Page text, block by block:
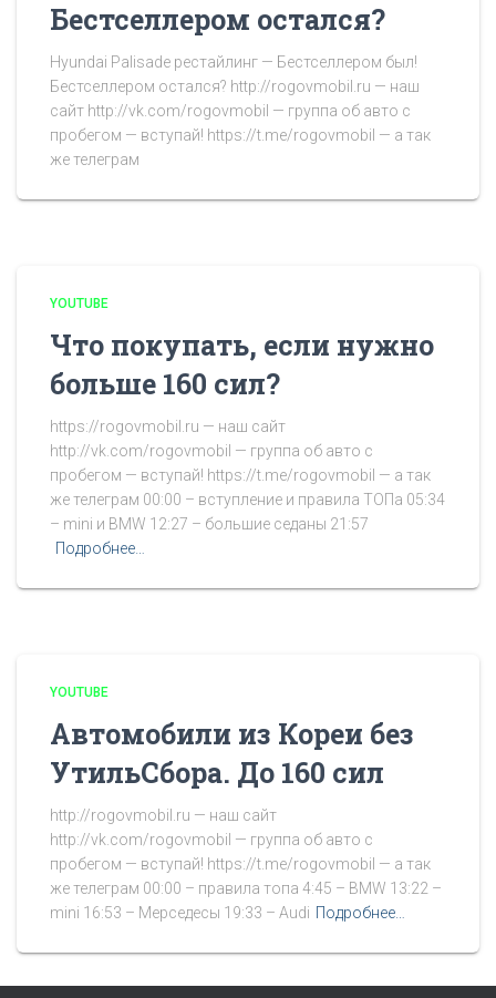
Бестселлером остался?
Hyundai Palisade рестайлинг — Бестселлером был!
Бестселлером остался? http://rogovmobil.ru — наш
сайт http://vk.com/rogovmobil — группа об авто с
пробегом — вступай! https://t.me/rogovmobil — а так
же телеграм
YOUTUBE
Что покупать, если нужно
больше 160 сил?
https://rogovmobil.ru — наш сайт
http://vk.com/rogovmobil — группа об авто с
пробегом — вступай! https://t.me/rogovmobil — а так
же телеграм 00:00 – вступление и правила ТОПа 05:34
– mini и BMW 12:27 – большие седаны 21:57
Подробнее…
YOUTUBE
Автомобили из Кореи без
УтильСбора. До 160 сил
http://rogovmobil.ru — наш сайт
http://vk.com/rogovmobil — группа об авто с
пробегом — вступай! https://t.me/rogovmobil — а так
же телеграм 00:00 – правила топа 4:45 – BMW 13:22 –
mini 16:53 – Мерседесы 19:33 – Audi Подробнее…